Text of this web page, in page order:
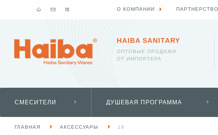
HAIBA SANITARY
ОПТОВЫЕ ПРОДАЖИ
ОТ ИМПОРТЕРА
СМЕСИТЕЛИ ДУШЕВАЯ ПРОГРАММА
ГЛАВНАЯ АКСЕССУАРЫ 18
О КОМПАНИИ ПАРТНЕРСТВО